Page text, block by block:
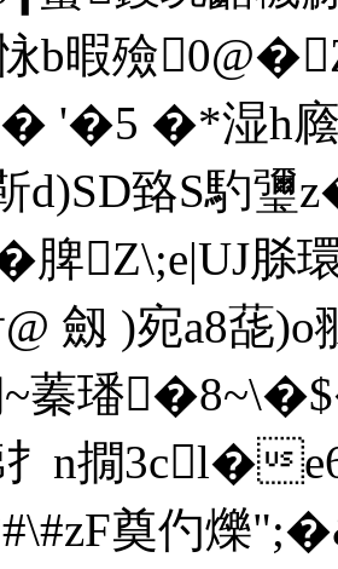
b暇殮0@�
'�5 �*湿h
d)SD臵S馰瓕
脾Z\;e|UJ
劔 )宛a8
蓁璠
n撊3cl�
奠仢爍